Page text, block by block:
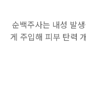
순백주사는 내성 발
게 주입해 피부 탄력